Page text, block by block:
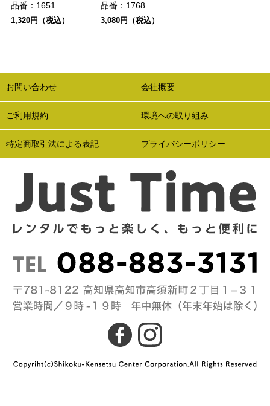
品番： 1651
1,320円（税込）
品番： 1768
3,080円（税込）
お問い合わせ 会社概要
ご利用規約 環境への取り組み
特定商取引法による表記 プライバシーポリシー